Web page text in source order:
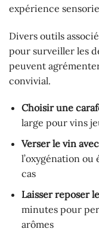
expérience
Divers outils
pour surveiller les
peuvent
convivial.
Choisir une
large pour vins
Verser le vin
l’oxygénation
cas
Laisser reposer
minutes pour
arômes